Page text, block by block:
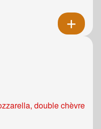
double chèvre